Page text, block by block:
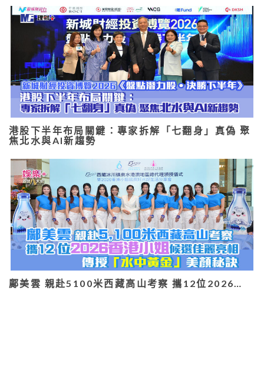
港股下半年布局關鍵：專家拆解「七翻身」真偽 聚
焦北水與AI新趨勢
鄺美雲 親赴5100米西藏高山考察 攜12位2026…